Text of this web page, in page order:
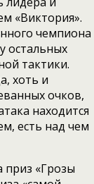
«Виктория».
чемпиона
остальных
тактики.
хоть и
очков,
находится
есть над чем
приз «Грозы